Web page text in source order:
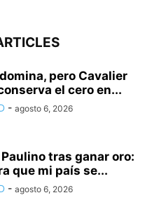
pero Cavalier
el cero en...
- agosto 6, 2026
tras ganar oro:
que mi país se...
- agosto 6, 2026